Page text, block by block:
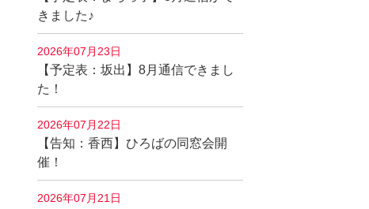
きました♪
2026年07月23日
【予定表：坂出】8月通信できまし
た！
2026年07月22日
【告知：香西】ひろばの同窓会開
催！
2026年07月21日